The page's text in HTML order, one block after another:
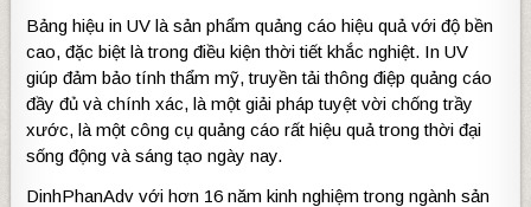
Bảng hiệu in UV là sản phẩm quảng cáo hiệu quả với độ bền
cao, đặc biệt là trong điều kiện thời tiết khắc nghiệt. In UV
giúp đảm bảo tính thẩm mỹ, truyền tải thông điệp quảng cáo
đầy đủ và chính xác, là một giải pháp tuyệt vời chống trầy
xước, là một công cụ quảng cáo rất hiệu quả trong thời đại
sống động và sáng tạo ngày nay.
DinhPhanAdv với hơn 16 năm kinh nghiệm trong ngành sản